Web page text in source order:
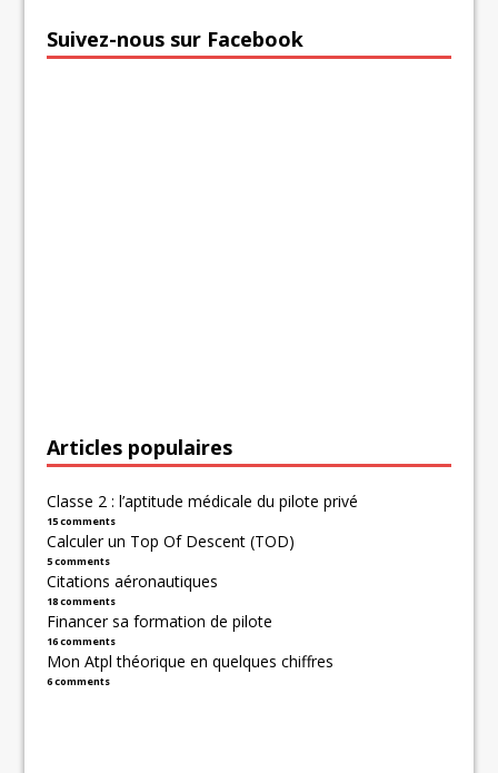
Suivez-nous sur Facebook
Articles populaires
Classe 2 : l’aptitude médicale du pilote privé
15 comments
Calculer un Top Of Descent (TOD)
5 comments
Citations aéronautiques
18 comments
Financer sa formation de pilote
16 comments
Mon Atpl théorique en quelques chiffres
6 comments